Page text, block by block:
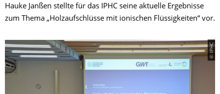
Hauke Janßen stellte für das IPHC seine aktuelle Ergebnisse
zum Thema „Holzaufschlüsse mit ionischen Flüssigkeiten“ vor.
© IPHC